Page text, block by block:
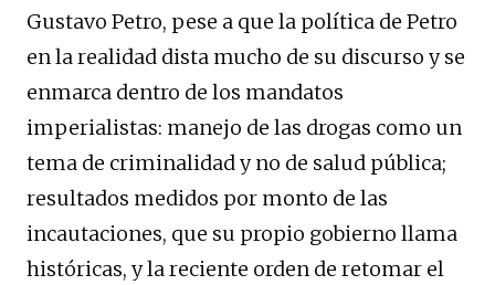
Gustavo Petro, pese a que la política de Petro
en la realidad dista mucho de su discurso y se
enmarca dentro de los mandatos
imperialistas: manejo de las drogas como un
tema de criminalidad y no de salud pública;
resultados medidos por monto de las
incautaciones, que su propio gobierno llama
históricas, y la reciente orden de retomar el